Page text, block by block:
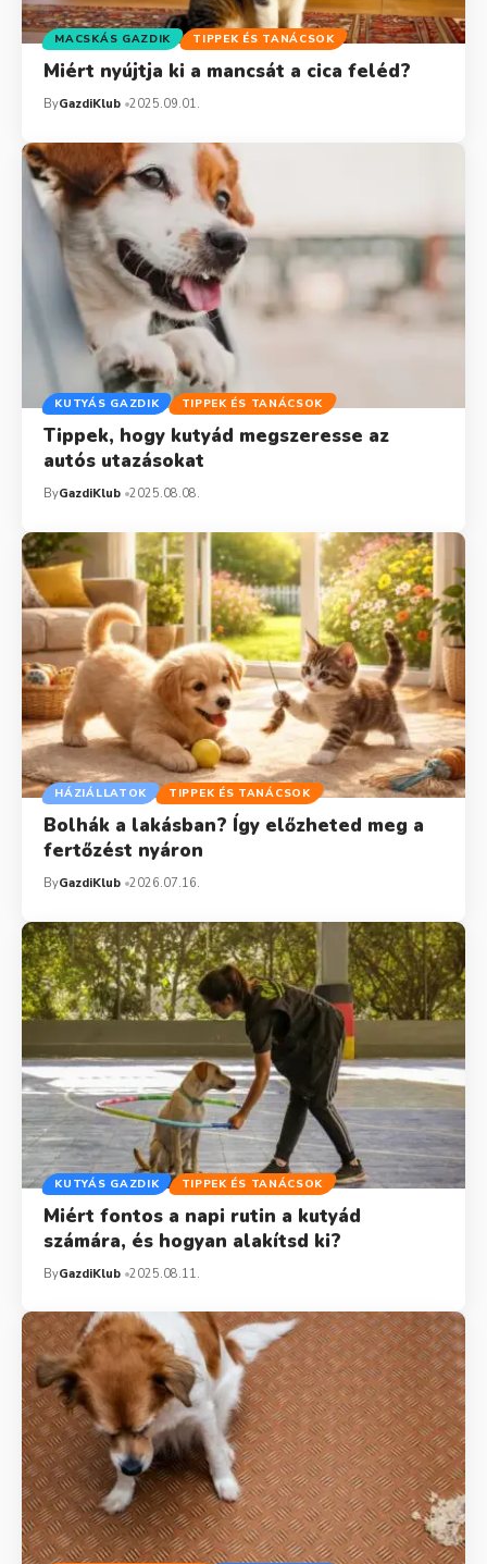
MACSKÁS GAZDIK TIPPEK ÉS TANÁCSOK
Miért nyújtja ki a mancsát a cica feléd?
ByGazdiKlub 2025.09.01.
KUTYÁS GAZDIK TIPPEK ÉS TANÁCSOK
Tippek, hogy kutyád megszeresse az
autós utazásokat
ByGazdiKlub 2025.08.08.
HÁZIÁLLATOK TIPPEK ÉS TANÁCSOK
Bolhák a lakásban? Így előzheted meg a
fertőzést nyáron
ByGazdiKlub 2026.07.16.
KUTYÁS GAZDIK TIPPEK ÉS TANÁCSOK
Miért fontos a napi rutin a kutyád
számára, és hogyan alakítsd ki?
ByGazdiKlub 2025.08.11.